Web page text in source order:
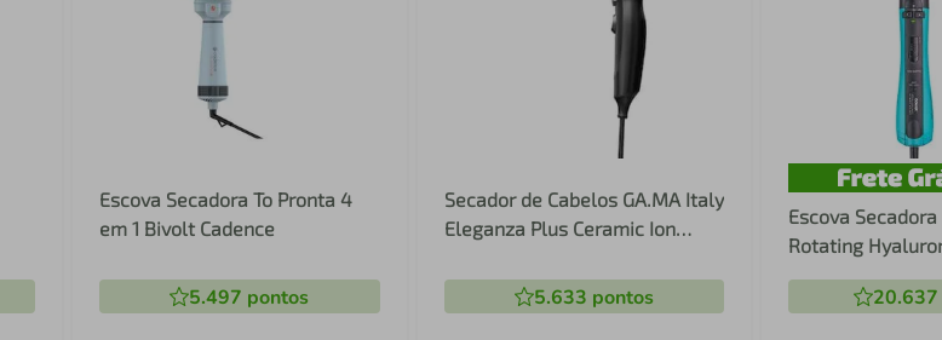
Escova Secadora To Pronta 4
em 1 Bivolt Cadence
5.497 pontos
Secador de Cabelos GA.MA Italy
Eleganza Plus Ceramic Ion
5.633 pontos
Escova
Rotating
20.637